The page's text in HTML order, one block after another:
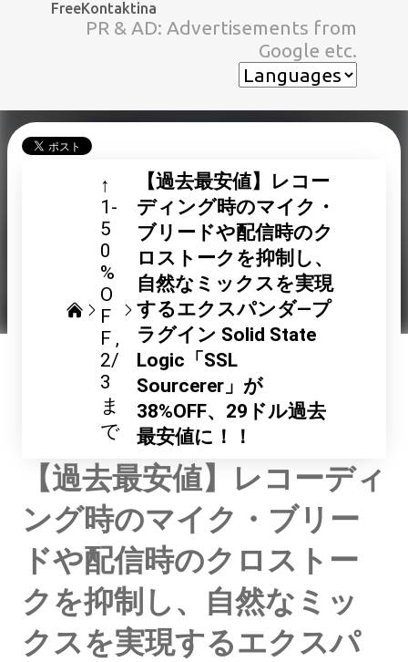
スキップしてメイン コンテンツに移動
FreeKontaktina
PR & AD: Advertisements from
Google etc.
↑
1-
5
0
%
O
F
F
2/
3
ま
で
【過去最安値】レコー
ディング時のマイク・
ブリードや配信時のク
ロストークを抑制し、
自然なミックスを実現
するエクスパンダ―プ
ラグイン Solid State
Logic「SSL
Sourcerer」が
38%OFF、29ドル過去
最安値に！！
【過去最安値】レコーディ
ング時のマイク・ブリー
ドや配信時のクロストー
クを抑制し、自然なミッ
クスを実現するエクスパ